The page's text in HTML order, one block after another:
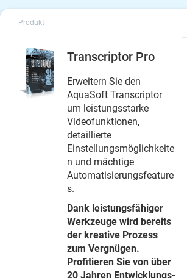
Produkt
Transcriptor Pro
Erweitern Sie den
AquaSoft Transcriptor
um leistungsstarke
Videofunktionen,
detaillierte
Einstellungsmöglichkeite
n und mächtige
Automatisierungsfeature
s.
Dank leistungsfähiger
Werkzeuge wird bereits
der kreative Prozess
zum Vergnügen.
Profitieren Sie von über
20 Jahren Entwicklungs-